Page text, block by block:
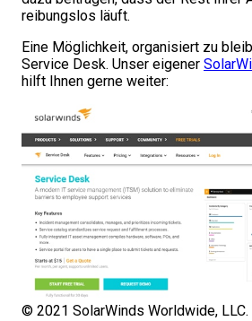
reibungslos läuft.
Eine Möglichkeit, organisiert zu
Service Desk. Unser eigener
hilft Ihnen gerne weiter:
© 2021 SolarWinds Worldwide,